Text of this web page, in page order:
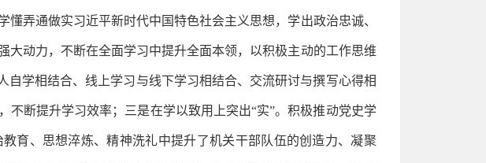
弄通做实习近平新时代中国特色社会主义思想，学出政治忠诚、
动力，不断在全面学习中提升全面本领，以积极主动的工作思维
学相结合、线上学习与线下学习相结合、交流研讨与撰写心得相
断提升学习效率；三是在学以致用上突出“实”。积极推动党史学
育、思想淬炼、精神洗礼中提升了机关干部队伍的创造力、凝聚